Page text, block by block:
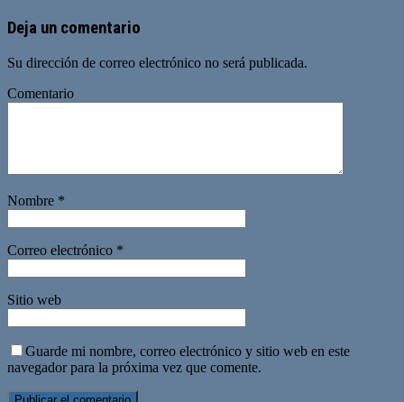
Deja un comentario
Su dirección de correo electrónico no será publicada.
Comentario
Nombre *
Correo electrónico *
Sitio web
Guarde mi nombre, correo electrónico y sitio web en este
navegador para la próxima vez que comente.